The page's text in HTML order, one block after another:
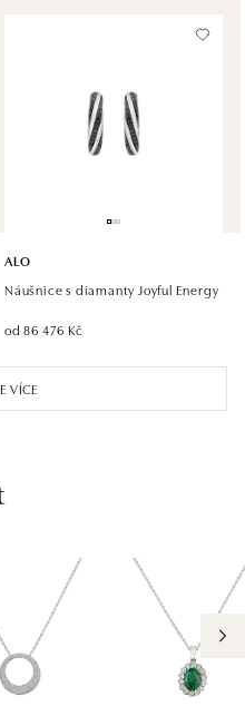
Praha 4 - Chodov
- Chodov
802 800
Bratislava
Bratislava
Bratislava
670
VÍCE
ALO
Náušnice s diamanty Joyful Energy
od 86 476 Kč